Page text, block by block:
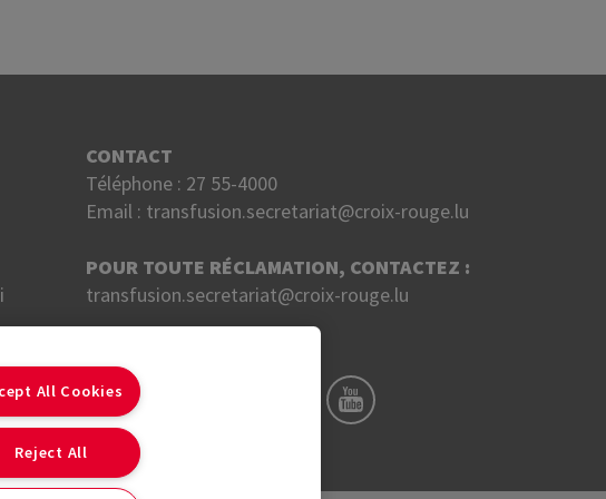
CONTACT
Téléphone : 27 55-4000
Email : transfusion.secretariat@croix-rouge.lu
POUR TOUTE RÉCLAMATION, CONTACTEZ :
transfusion.secretariat@croix-rouge.lu
All Cookies
Reject All